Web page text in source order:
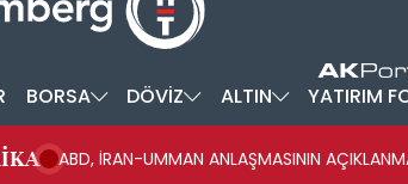
BORSA DÖVİZ ALTIN YATIRIM
ABD, İRAN-UMMAN ANLAŞMASININ